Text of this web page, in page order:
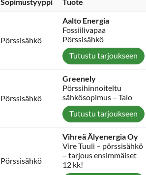
Pörssisähkö
Aalto Energia
Fossiilivapaa
Pörssisähkö
Tutustu tarjoukseen
Pörssisähkö
Greenely
Pörssihinnoiteltu
sähkösopimus – Talo
Tutustu tarjoukseen
Pörssisähkö
Vihreä Älyenergia Oy
Vire Tuuli – pörssisähkö
– tarjous ensimmäiset
12 kk!